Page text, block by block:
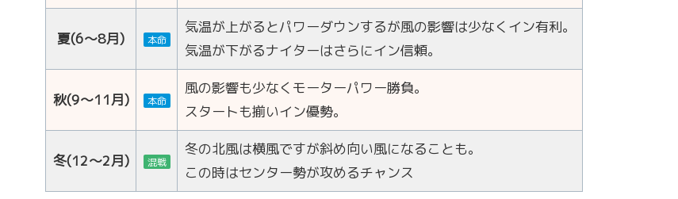
夏(6～8月) 本命
気温が上がるとパワーダウンするが風の影響は少なくイン有利。
気温が下がるナイターはさらにイン信頼。
秋(9～11月) 本命
風の影響も少なくモーターパワー勝負。
スタートも揃いイン優勢。
冬(12～2月) 混戦
冬の北風は横風ですが斜め向い風になることも。
この時はセンター勢が攻めるチャンス